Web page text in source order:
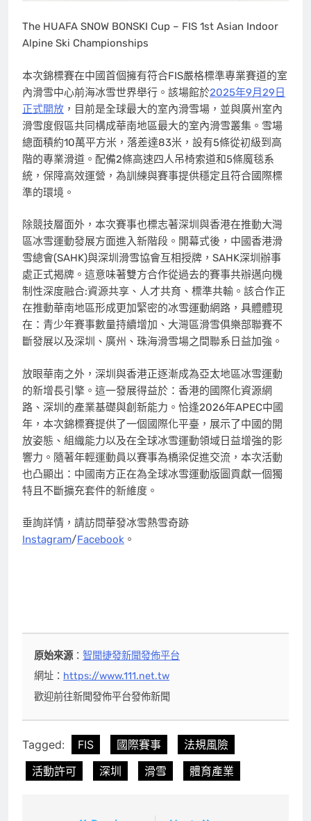
The HUAFA SNOW BONSKI Cup – FIS 1st Asian Indoor
Alpine Ski Championships
本次錦標賽在中國首個擁有符合FIS嚴格標準專業賽道的室
內滑雪中心前海冰雪世界舉行。該場館於2025年9月29日
正式開放 ，目前是全球最大的室內滑雪場，並與廣州室內
滑雪度假區共同構成華南地區最大的室內滑雪叢集。雪場
總面積約10萬平方米，落差達83米，設有5條從初級到高
階的專業滑道。配備2條高速四人吊椅索道和5條魔毯系
統，保障高效運營，為訓練與賽事提供穩定且符合國際標
準的環境。
除競技層面外，本次賽事也標志著深圳與香港在推動大灣
區冰雪運動發展方面進入新階段。開幕式後，中國香港滑
雪總會(SAHK)與深圳滑雪協會互相授牌，SAHK深圳辦事
處正式揭牌。這意味著雙方合作從過去的賽事共辦邁向機
制性深度融合:資源共享、人才共育、標準共輸。該合作正
在推動華南地區形成更加緊密的冰雪運動網路，具體體現
在：青少年賽事數量持續增加、大灣區滑雪俱樂部聯賽不
斷發展以及深圳、廣州、珠海滑雪場之間聯系日益加強。
放眼華南之外，深圳與香港正逐漸成為亞太地區冰雪運動
的新增長引擎。這一發展得益於：香港的國際化資源網
路、深圳的產業基礎與創新能力。恰逢2026年APEC中國
年，本次錦標賽提供了一個國際化平臺，展示了中國的開
放姿態、組織能力以及在全球冰雪運動領域日益增強的影
響力。隨著年輕運動員以賽事為橋梁促進交流，本次活動
也凸顯出：中國南方正在為全球冰雪運動版圖貢獻一個獨
特且不斷擴充套件的新維度。
垂詢詳情，請訪問華發冰雪熱雪奇跡
Instagram/Facebook 。
原始來源：智聞捷發新聞發佈平台
網址： https://www.111.net.tw
歡迎前往新聞發佈平台發佈新聞
Tagged: FIS 國際賽事
法規風險
活動許可
深圳 滑雪 體育產業